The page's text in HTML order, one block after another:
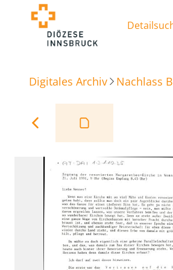
Digitales Archiv Nachlass